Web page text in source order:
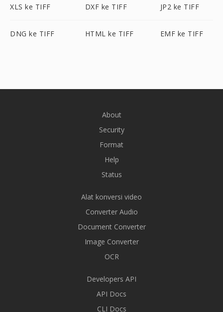
XLS ke TIFF DXF ke TIFF JP2 ke TIFF
DNG ke TIFF HTML ke TIFF EMF ke TIFF
About
Security
Format
Help
Status
Alat konversi video
Converter Audio
Document Converter
Image Converter
OCR
Developers API
API Docs
CLI Docs